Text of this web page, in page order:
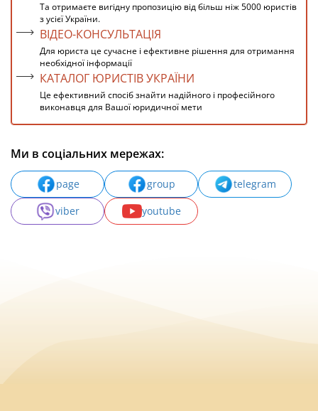
Та отримаєте вигідну пропозицію від більш ніж 5000 юристів
з усієї України.
ВІДЕО-КОНСУЛЬТАЦІЯ
Для юриста це сучасне і ефективне рішення для отримання
необхідної інформації
КАТАЛОГ ЮРИСТІВ УКРАЇНИ
Це ефективний спосіб знайти надійного і професійного
виконавця для Вашої юридичної мети
Ми в соціальних мережах:
page group
telegram
viber
youtube